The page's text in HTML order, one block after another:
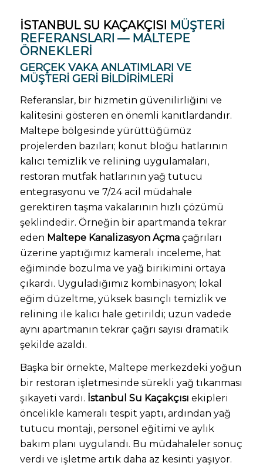
İSTANBUL SU KAÇAKÇISI MÜŞTERI
REFERANSLARI — MALTEPE
ÖRNEKLERI
GERÇEK VAKA ANLATIMLARI VE
MÜŞTERI GERI BILDIRIMLERI
Referanslar, bir hizmetin güvenilirliğini ve
kalitesini gösteren en önemli kanıtlardandır.
Maltepe bölgesinde yürüttüğümüz
projelerden bazıları; konut bloğu hatlarının
kalıcı temizlik ve relining uygulamaları,
restoran mutfak hatlarının yağ tutucu
entegrasyonu ve 7/24 acil müdahale
gerektiren taşma vakalarının hızlı çözümü
şeklindedir. Örneğin bir apartmanda tekrar
eden Maltepe Kanalizasyon Açmaçağrıları
üzerine yaptığımız kameralı inceleme, hat
eğiminde bozulma ve yağ birikimini ortaya
çıkardı. Uyguladığımız kombinasyon; lokal
eğim düzeltme, yüksek basınçlı temizlik ve
relining ile kalıcı hale getirildi; uzun vadede
aynı apartmanın tekrar çağrı sayısı dramatik
şekilde azaldı.
Başka bir örnekte, Maltepe merkezdeki yoğun
bir restoran işletmesinde sürekli yağ tıkanması
şikayeti vardı. İstanbul Su Kaçakçısı ekipleri
öncelikle kameralı tespit yaptı, ardından yağ
tutucu montajı, personel eğitimi ve aylık
bakım planı uygulandı. Bu müdahaleler sonuç
verdi ve işletme artık daha az kesinti yaşıyor.